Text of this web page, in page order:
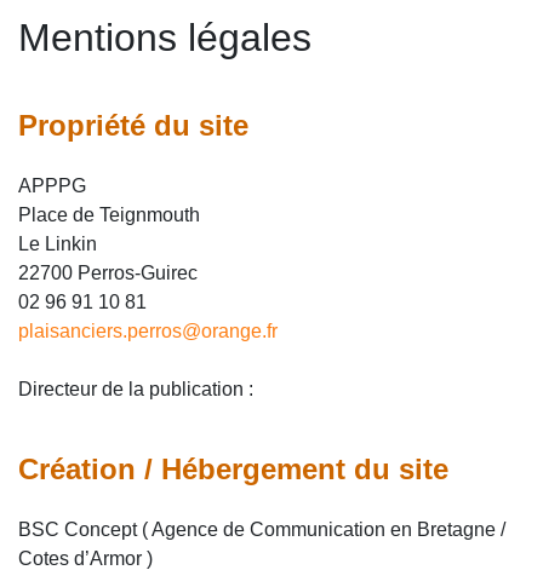
Mentions légales
Propriété du site
APPPG
Place de Teignmouth
Le Linkin
22700 Perros-Guirec
02 96 91 10 81
plaisanciers.perros@orange.fr
Directeur de la publication :
Création / Hébergement du site
BSC Concept ( Agence de Communication en Bretagne /
Cotes d’Armor )